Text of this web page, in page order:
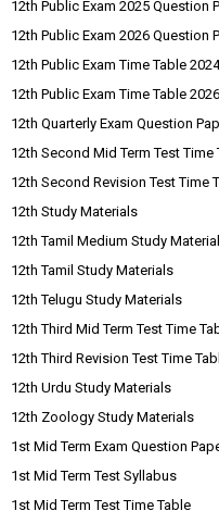
12th Public Exam 2025 Question
12th Public Exam 2026 Question
12th Public Exam Time Table 2024
12th Public Exam Time Table 2026
12th Quarterly Exam Question
12th Second Mid Term Test Time
12th Second Revision Test Time
12th Study Materials
12th Tamil Medium Study
12th Tamil Study Materials
12th Telugu Study Materials
12th Third Mid Term Test Time
12th Third Revision Test Time
12th Urdu Study Materials
12th Zoology Study Materials
1st Mid Term Exam Question
1st Mid Term Test Syllabus
1st Mid Term Test Time Table